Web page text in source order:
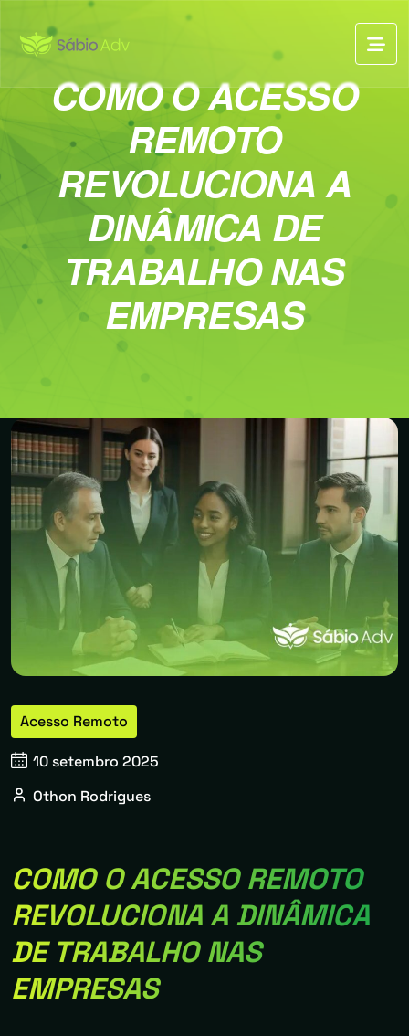
COMO O ACESSO
REMOTO
REVOLUCIONA A
DINÂMICA DE
TRABALHO NAS
EMPRESAS
Acesso Remoto
10 setembro 2025
Othon Rodrigues
COMO O ACESSO REMOTO
REVOLUCIONA A DINÂMICA
DE TRABALHO NAS
EMPRESAS